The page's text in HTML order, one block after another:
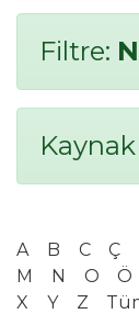
Filtre:
A B C Ç
M
N O Ö
X
Y Z